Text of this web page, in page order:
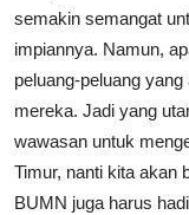
semakin semangat
impiannya. Namun,
peluang-peluang
mereka. Jadi yang
wawasan untuk
Timur, nanti kita akan
BUMN juga harus